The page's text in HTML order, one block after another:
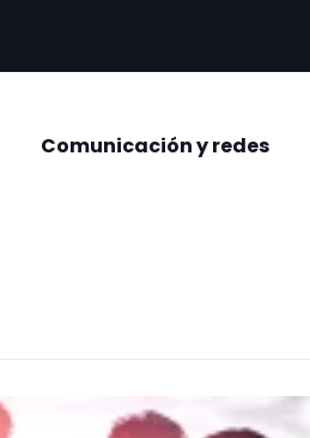
Comunicación y redes